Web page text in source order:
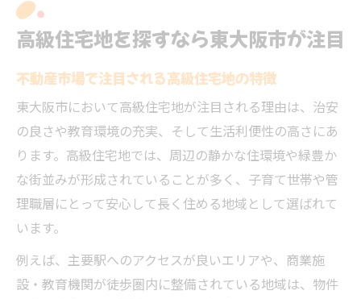
高級住宅地を探すなら東大阪市が注目
不動産市場で注目される高級住宅地の特徴
東大阪市において高級住宅地が注目される理由は、治安
の良さや教育環境の充実、そして生活利便性の高さにあ
ります。高級住宅地では、周辺の静かな住環境や緑豊か
な街並みが形成されていることが多く、子育て世帯や管
理職層にとって安心して長く住める地域として選ばれて
います。
例えば、主要駅へのアクセスが良いエリアや、商業施
設・教育機関が徒歩圏内に整備されている地域は、物件